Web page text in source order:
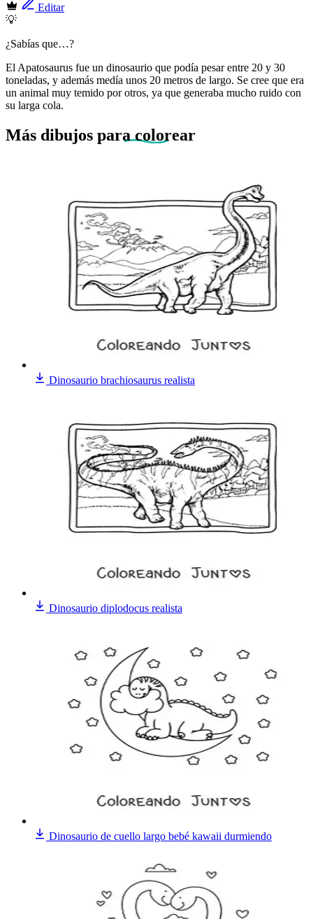
Editar
💡
¿Sabías que…?
El Apatosaurus fue un dinosaurio que podía pesar entre 20 y 30
toneladas, y además medía unos 20 metros de largo. Se cree que era
un animal muy temido por otros, ya que generaba mucho ruido con
su larga cola.
Más dibujos para colorear
Dinosaurio brachiosaurus realista
Dinosaurio diplodocus realista
Dinosaurio de cuello largo bebé kawaii durmiendo